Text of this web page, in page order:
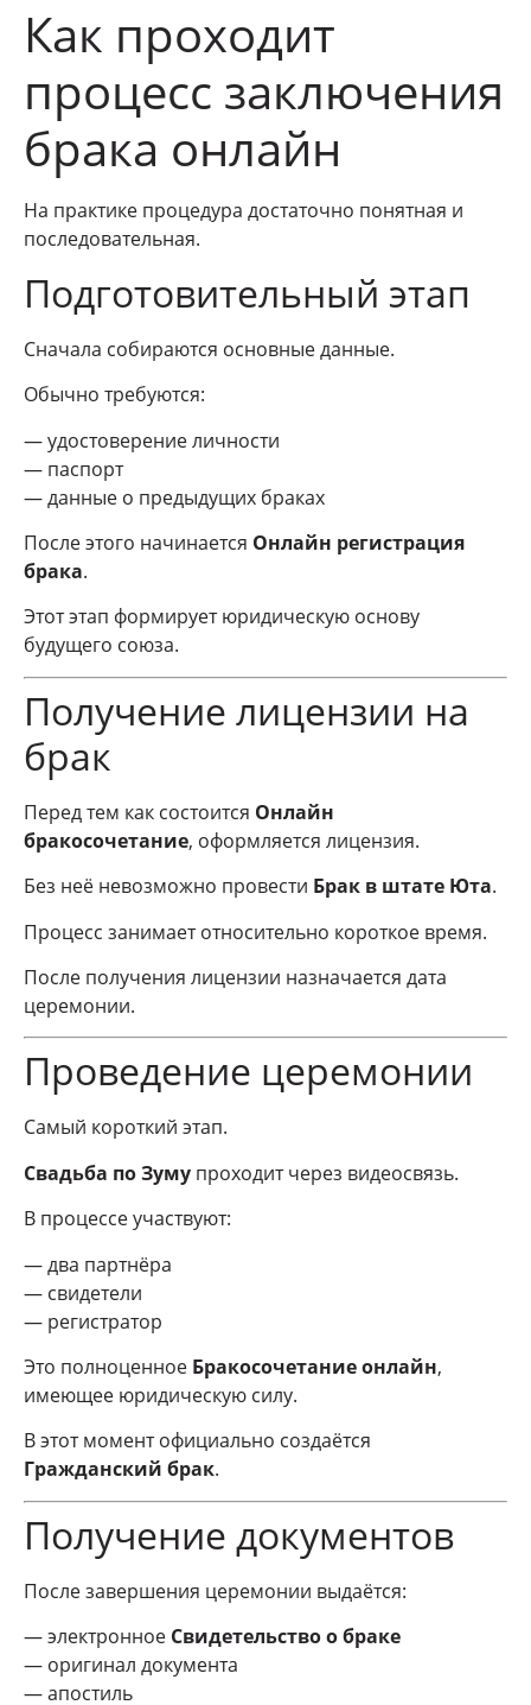
Как проходит
процесс заключения
брака онлайн
На практике процедура достаточно понятная и
последовательная.
Подготовительный этап
Сначала собираются основные данные.
Обычно требуются:
— удостоверение личности
— паспорт
— данные о предыдущих браках
После этого начинается Онлайн регистрация
брака.
Этот этап формирует юридическую основу
будущего союза.
Получение лицензии на
брак
Перед тем как состоится Онлайн
бракосочетание, оформляется лицензия.
Без неё невозможно провести Брак в штате Юта.
Процесс занимает относительно короткое время.
После получения лицензии назначается дата
церемонии.
Проведение церемонии
Самый короткий этап.
Свадьба по Зуму проходит через видеосвязь.
В процессе участвуют:
— два партнёра
— свидетели
— регистратор
Это полноценное Бракосочетание онлайн,
имеющее юридическую силу.
В этот момент официально создаётся
Гражданский брак.
Получение документов
После завершения церемонии выдаётся:
— электронное Свидетельство о браке
— оригинал документа
— апостиль